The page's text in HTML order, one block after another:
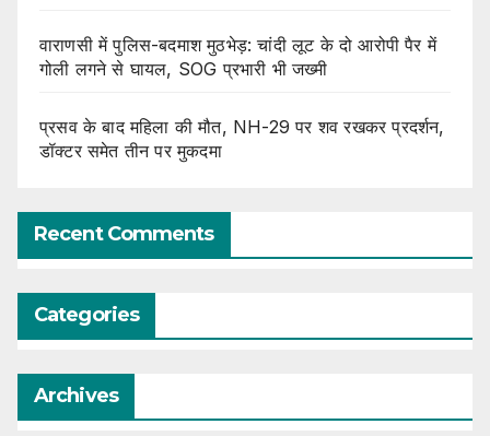
वाराणसी में पुलिस-बदमाश मुठभेड़: चांदी लूट के दो आरोपी पैर में
गोली लगने से घायल, SOG प्रभारी भी जख्मी
प्रसव के बाद महिला की मौत, NH-29 पर शव रखकर प्रदर्शन,
डॉक्टर समेत तीन पर मुकदमा
Recent Comments
Categories
Archives